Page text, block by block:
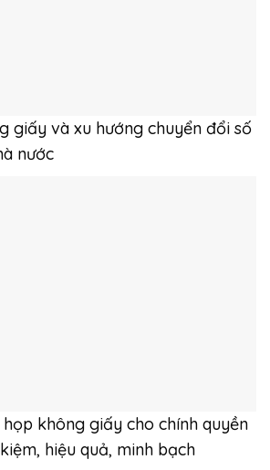
giấy và xu hướng chuyển đổi số
nước
không giấy cho chính quyền
hiệu quả, minh bạch